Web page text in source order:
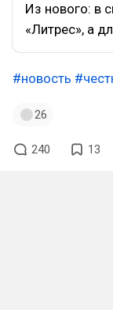
Из нового: в
«Литрес», а
#новость
26
240 13